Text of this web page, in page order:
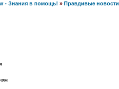
- Знания в помощь! » Правдивые новости